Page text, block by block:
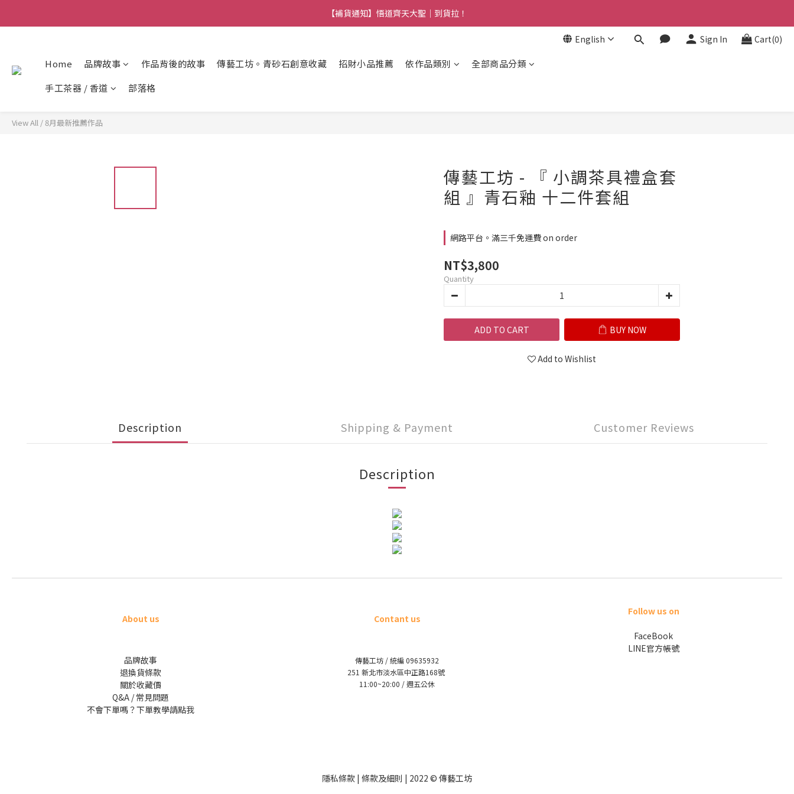
【熱門】馬上有系列！四種寶物幫你財運「轉」進來
【補貨通知】悟道齊天大聖｜到貨拉！
English Sign In Cart(0)
Home 品牌故事 作品背後的故事 傳藝工坊。青砂石創意收藏 招財小品推薦 依作品類別
全部商品分類
手工茶器 / 香道
部落格
View All /8月最新推薦作品
傳藝工坊 - 『 小調茶具禮盒套
組 』青石釉 十二件套組
網路平台。滿三千免運費 on order
NT$3,800
Quantity
ADD TO CART BUY NOW
Add to Wishlist
Description Shipping & Payment Customer Reviews
Description
About us
品牌故事
退換貨條款
關於收藏價
Q&A / 常見問題
不會下單嗎？下單教學請點我
Contant us
傳藝工坊 / 統編 09635932
251 新北市淡水區中正路168號
11:00~20:00 / 週五公休
Follow us on
FaceBook
LINE官方帳號
隱私條款 | 條款及細則 | 2022 © 傳藝工坊